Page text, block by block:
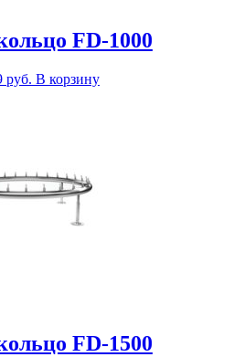
FD-1000
руб. В корзину
FD-1500